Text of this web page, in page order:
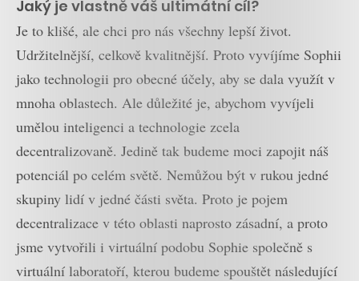
Jaký je vlastně váš ultimátní cíl?
Je to klišé, ale chci pro nás všechny lepší život.
Udržitelnější, celkově kvalitnější. Proto vyvíjíme Sophii
jako technologii pro obecné účely, aby se dala využít v
mnoha oblastech. Ale důležité je, abychom vyvíjeli
umělou inteligenci a technologie zcela
decentralizovaně. Jedině tak budeme moci zapojit náš
potenciál po celém světě. Nemůžou být v rukou jedné
skupiny lidí v jedné části světa. Proto je pojem
decentralizace v této oblasti naprosto zásadní, a proto
jsme vytvořili i virtuální podobu Sophie společně s
virtuální laboratoří, kterou budeme spouštět následující